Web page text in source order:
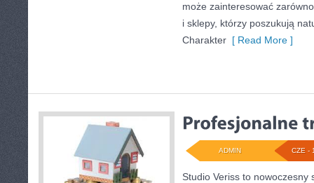
może zainteresować
i sklepy, którzy poszukują
Charakter [ Read More ]
CZE -
ADMIN
Studio Veriss to nowoczesny